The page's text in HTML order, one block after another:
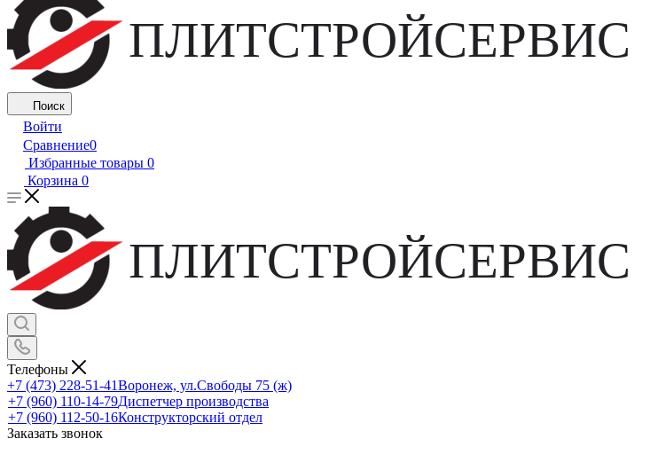
ПЛИТСТРОЙСЕРВИС
Поиск
Войти
Сравнение0
Избранные товары 0
Корзина 0
ПЛИТСТРОЙСЕРВИС
Телефоны
+7 (473) 228-51-41Воронеж, ул.Свободы 75 (ж)
+7 (960) 110-14-79Диспетчер производства
+7 (960) 112-50-16Конструкторский отдел
Заказать звонок